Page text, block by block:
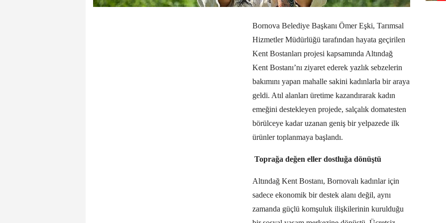
Bornova Belediye Başkanı Ömer Eşki, Tarımsal
Hizmetler Müdürlüğü tarafından hayata geçirilen
Kent Bostanları projesi kapsamında Altındağ
Kent Bostanı’nı ziyaret ederek yazlık sebzelerin
bakımını yapan mahalle sakini kadınlarla bir araya
geldi. Atıl alanları üretime kazandırarak kadın
emeğini destekleyen projede, salçalık domatesten
börülceye kadar uzanan geniş bir yelpazede ilk
ürünler toplanmaya başlandı.
Toprağa değen eller dostluğa dönüştü
Altındağ Kent Bostanı, Bornovalı kadınlar için
sadece ekonomik bir destek alanı değil, aynı
zamanda güçlü komşuluk ilişkilerinin kurulduğu